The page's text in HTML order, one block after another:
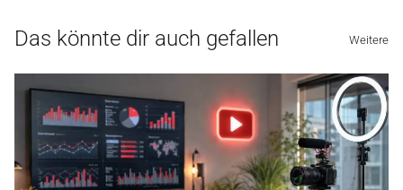
Das könnte dir auch gefallen Weitere